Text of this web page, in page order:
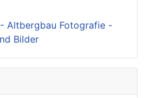
Altbergbau Fotografie -
Bilder